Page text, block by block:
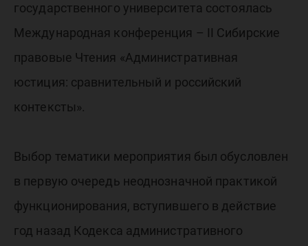
государственного университета состоялась
Международная конференция – II Сибирские
правовые Чтения «Административная
юстиция: сравнительный и российский
контексты».
Выбор тематики мероприятия был обусловлен
в первую очередь неоднозначной практикой
функционирования, вступившего в действие
год назад Кодекса административного